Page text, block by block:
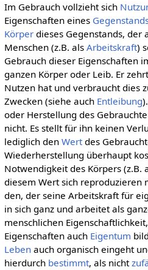
Im Gebrauch vollzieht sich
Eigenschaften eines
Körperdieses Gegenstands, der
Menschen (z.B. als Arbeitskraft)
Gebrauch dieser Eigenschaften
ganzen Körper oder Leib. Er
Nutzen hat und verbraucht dies
Zwecken (siehe auch Entleibung
oder Herstellung des
nicht. Es stellt für ihn keinen
lediglich den Wertdes
Wiederherstellung überhaupt
Notwendigkeit des Körpers (z.B.
diesem Wert sich reproduzieren
den, der seine Arbeitskraft für
in sich ganz und arbeitet als
menschlichen
Eigenschaften auch Eigentum
Lebenauch organisch eingeht
hierdurch bestimmt, als nicht